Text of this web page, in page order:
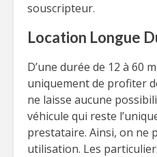
souscripteur.
Location Longue
D’une durée de 12 à 60
uniquement de profiter
ne laisse aucune
véhicule qui reste
prestataire. Ainsi, on ne
utilisation. Les